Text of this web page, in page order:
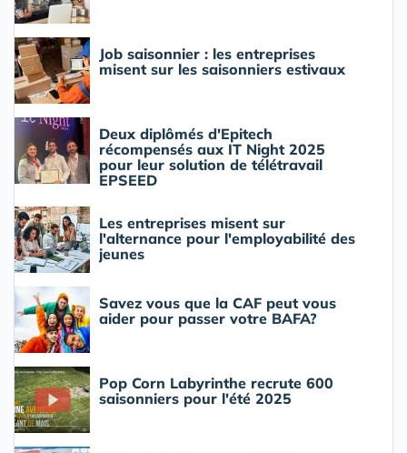
Job saisonnier : les entreprises
misent sur les saisonniers estivaux
Deux diplômés d'Epitech
récompensés aux IT Night 2025
pour leur solution de télétravail
EPSEED
Les entreprises misent sur
l'alternance pour l'employabilité des
jeunes
Savez vous que la CAF peut vous
aider pour passer votre BAFA?
Pop Corn Labyrinthe recrute 600
saisonniers pour l'été 2025